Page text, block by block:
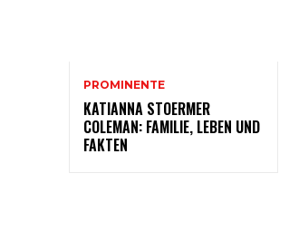
PROMINENTE
KATIANNA STOERMER
COLEMAN: FAMILIE, LEBEN UND
FAKTEN